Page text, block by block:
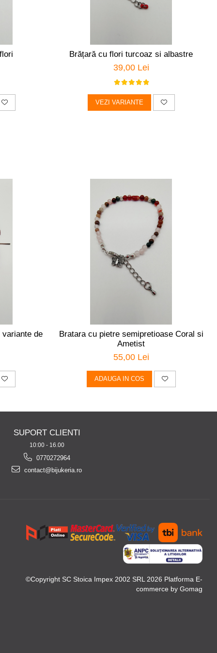
Brățară cu flori turcoaz si albastre
39,00 Lei
VEZI VARIANTE
de
Bratara cu pietre semipretioase Coral si
Ametist
55,00 Lei
ADAUGA IN COS
SUPORT CLIENTI
10:00 - 16.00
0770272964
contact@bijukeria.ro
©Copyright SC Stoica Impex 2002 SRL 2026 Platforma E-
commerce by Gomag